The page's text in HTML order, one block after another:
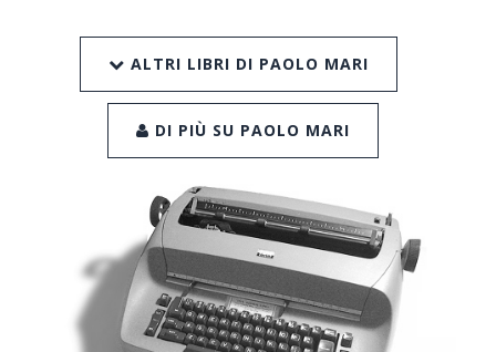
ALTRI LIBRI DI PAOLO MARI
DI PIÙ SU PAOLO MARI